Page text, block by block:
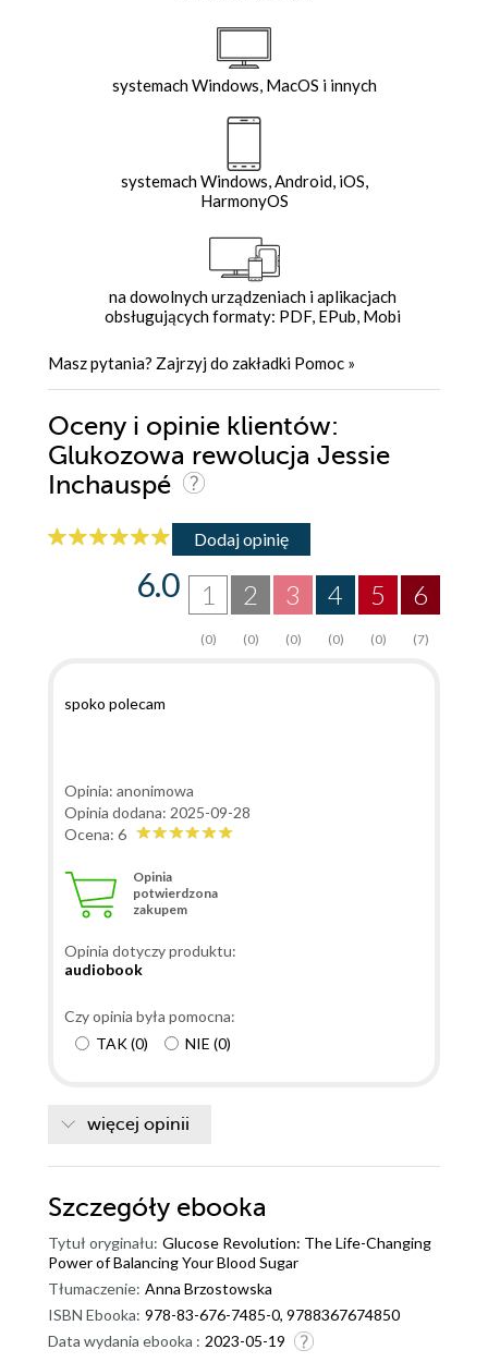
systemach Windows, MacOS i innych
systemach Windows, Android, iOS,
HarmonyOS
na dowolnych urządzeniach i aplikacjach
obsługujących formaty: PDF, EPub, Mobi
Masz pytania? Zajrzyj do zakładki Pomoc »
Oceny i opinie klientów:
Glukozowa rewolucja Jessie
Inchauspé
Dodaj opinię
6
(7)
5
(0)
4
(0)
3
(0)
2
(0)
1
(0)
6.0
spoko polecam
Opinia: anonimowa
Opinia dodana: 2025-09-28
Ocena: 6
Opinia
potwierdzona
zakupem
Opinia dotyczy produktu:
audiobook
Czy opinia była pomocna:
TAK(0) NIE (0)
więcej opinii
Szczegóły ebooka
Tytuł oryginału: Glucose Revolution: The Life-Changing
Power of Balancing Your Blood Sugar
Tłumaczenie: Anna Brzostowska
ISBN Ebooka: 978-83-676-7485-0, 9788367674850
Data wydania ebooka : 2023-05-19